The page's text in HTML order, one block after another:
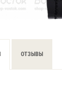
ОТЗЫВЫ